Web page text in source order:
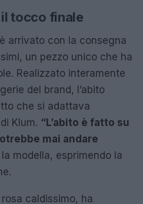
il tocco finale
arrivato con la consegna
un pezzo unico che ha
Realizzato interamente
del brand, l’abito
che si adattava
Klum. “L’abito è fatto su
mai andare
modella, esprimendo la
caldissimo, ha